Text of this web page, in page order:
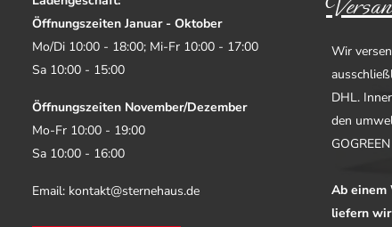
Öffnungszeiten Januar - Oktober
Mo/Di 10:00 - 18:00; Mi-Fr 10:00 - 17:00
Sa 10:00 - 15:00
Öffnungszeiten November/Dezember
Mo-Fr 10:00 - 19:00
Sa 10:00 - 16:00
Email: kontakt@sternehaus.de
Wir
DHL.
den
Ab einem
liefern